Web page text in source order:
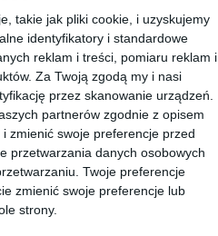
takie jak pliki cookie, i uzyskujemy
identyfikatory i standardowe
reklam i treści, pomiaru reklam i
Za Twoją zgodą my i nasi
przez skanowanie urządzeń.
partnerów zgodnie z opisem
zmienić swoje preferencje przed
przetwarzania danych osobowych
Twoje preferencje
zmienić swoje preferencje lub
strony.
finiszu.